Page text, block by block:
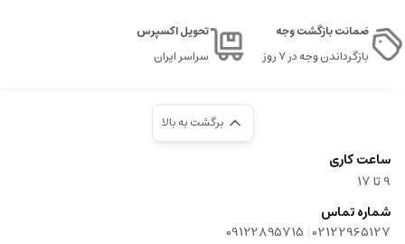
ضمانت بازگشت وجه
بازگرداندن وجه در ۷ روز
تحویل اکسپرس
سراسر ایران
برگشت به بالا
ساعت کاری
9‌ تا ۱۷
شماره تماس
02122965127
|
09122895715